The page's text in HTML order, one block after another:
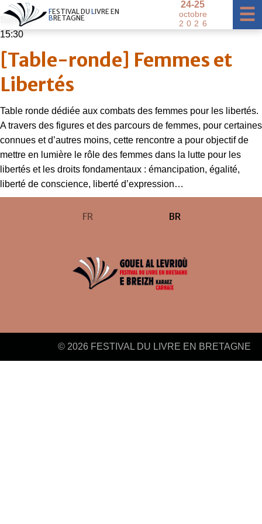
FESTIVALDU LIVREEN
BRETAGNE
24-25
octobre
20 2 6 ☰
×
Samedi
15:30
[Table-ronde] Femmes et
Libertés
Table ronde dédiée aux combats des femmes pour les libertés.
A travers des figures et des parcours de femmes, pour certaines
connues et d’autres moins, cette rencontre a pour objectif de
mettre en lumière le rôle des femmes dans la lutte pour les
libertés et les droits fondamentaux : émancipation, égalité,
liberté de conscience, liberté d’expression…
FR BR
© 2026 FESTIVAL DU LIVRE EN BRETAGNE